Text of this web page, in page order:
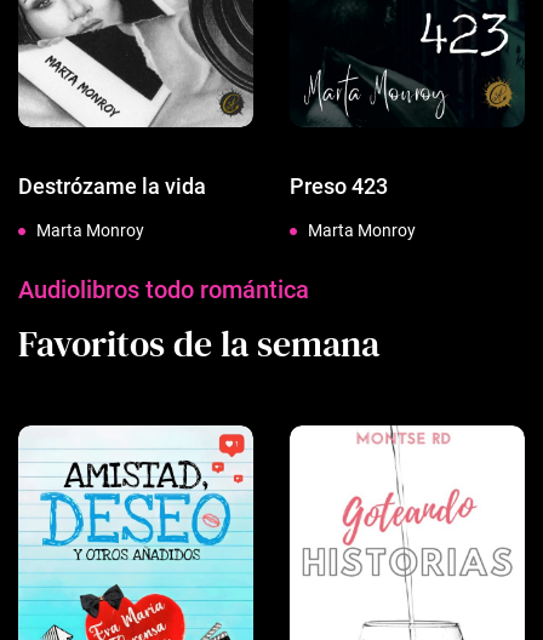
Destrózame la vida
Marta Monroy
Preso 423
Marta Monroy
Audiolibros todo romántica
Favoritos de la semana